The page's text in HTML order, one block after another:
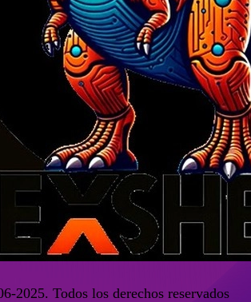
2025. Todos los derechos reservados